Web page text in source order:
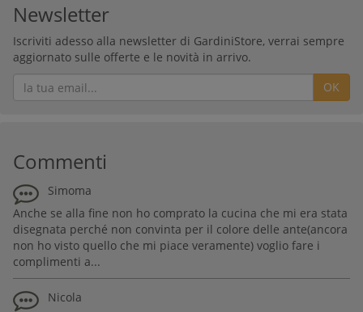
Newsletter
Iscriviti adesso alla newsletter di GardiniStore, verrai sempre
aggiornato sulle offerte e le novità in arrivo.
OK
Commenti
Simoma
Anche se alla fine non ho comprato la cucina che mi era stata
disegnata perché non convinta per il colore delle ante(ancora
non ho visto quello che mi piace veramente) voglio fare i
complimenti a...
Nicola